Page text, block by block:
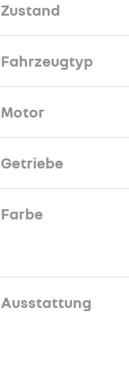
Zustand
Fahrzeugtyp
Motor
Getriebe
Farbe
Ausstattung